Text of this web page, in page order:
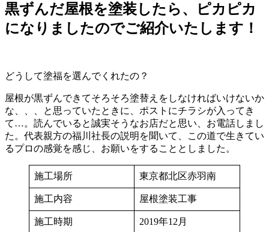
黒ずんだ屋根を塗装したら、ピカピカ
になりましたのでご紹介いたします！
どうして塗福を選んでくれたの？
屋根が黒ずんできてそろそろ塗替えをしなければいけないか
な、、、と思っていたときに、ポストにチラシが入ってき
て…。読んでいると誠実そうなお店だと思い、お電話しまし
た。代表親方の福川社長の説明を聞いて、この道で生きてい
るプロの感覚を感じ、お願いをすることとしました。
施工場所 東京都北区赤羽南
施工内容 屋根塗装工事
施工時期 2019年12月